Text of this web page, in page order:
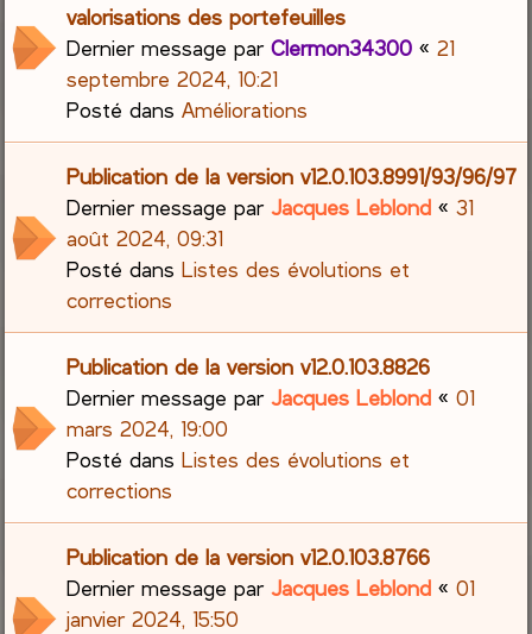
valorisations des portefeuilles
Dernier message parClermon34300 «21
septembre 2024, 10:21
Posté dansAméliorations
Publication de la version v12.0.103.8991/93/96/97
Dernier message parJacques Leblond «31
août 2024, 09:31
Posté dansListes des évolutions et
corrections
Publication de la version v12.0.103.8826
Dernier message parJacques Leblond «01
mars 2024, 19:00
Posté dansListes des évolutions et
corrections
Publication de la version v12.0.103.8766
Dernier message parJacques Leblond «01
janvier 2024, 15:50